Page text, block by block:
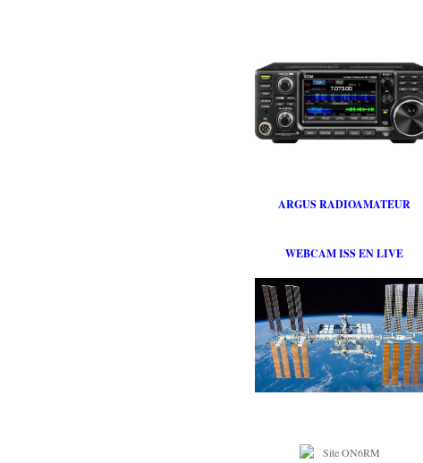
ARGUS RADIOAMATEUR
WEBCAM ISS EN LIVE